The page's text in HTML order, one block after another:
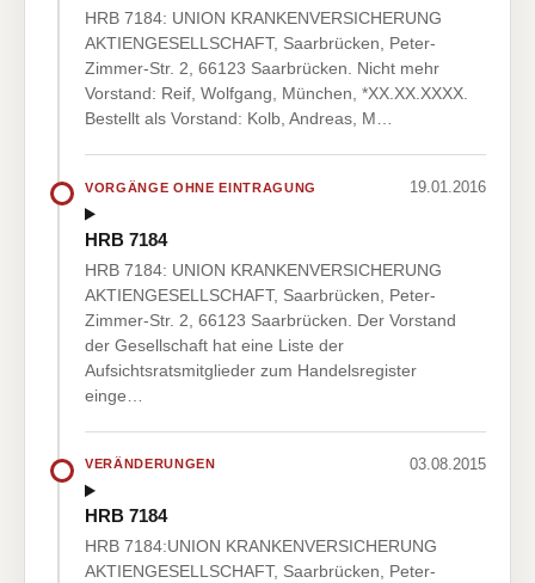
HRB 7184: UNION KRANKENVERSICHERUNG
AKTIENGESELLSCHAFT, Saarbrücken, Peter-
Zimmer-Str. 2, 66123 Saarbrücken. Nicht mehr
Vorstand: Reif, Wolfgang, München, *XX.XX.XXXX.
Bestellt als Vorstand: Kolb, Andreas, M…
VORGÄNGE OHNE EINTRAGUNG 19.01.2016
HRB 7184
HRB 7184: UNION KRANKENVERSICHERUNG
AKTIENGESELLSCHAFT, Saarbrücken, Peter-
Zimmer-Str. 2, 66123 Saarbrücken. Der Vorstand
der Gesellschaft hat eine Liste der
Aufsichtsratsmitglieder zum Handelsregister
einge…
VERÄNDERUNGEN 03.08.2015
HRB 7184
HRB 7184:UNION KRANKENVERSICHERUNG
AKTIENGESELLSCHAFT, Saarbrücken, Peter-